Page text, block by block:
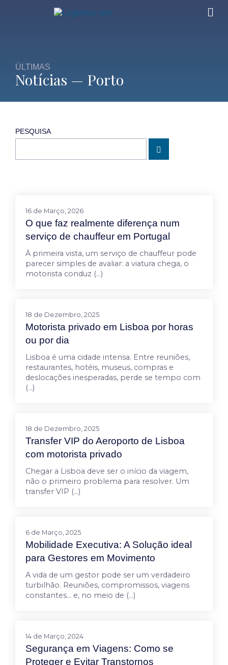
ÚLTIMAS
Notícias — Porto
16 de Março, 2026
O que faz realmente diferença num
serviço de chauffeur em Portugal
À primeira vista, um serviço de chauffeur pode
parecer simples de avaliar: a viatura chega, o
motorista conduz (…)
18 de Dezembro, 2025
Motorista privado em Lisboa por horas
ou por dia
Lisboa é uma cidade intensa. Entre reuniões,
restaurantes, hotéis, museus, compras e
deslocações inesperadas, perde se tempo com
(…)
18 de Dezembro, 2025
Transfer VIP do Aeroporto de Lisboa
com motorista privado
Chegar a Lisboa deve ser o início da viagem,
não o primeiro problema para resolver. Um
transfer VIP (…)
6 de Março, 2025
Mobilidade Executiva: A Solução ideal
para Gestores em Movimento
A vida de um gestor pode ser um verdadeiro
turbilhão. Reuniões, compromissos, viagens
constantes… e, no meio de (…)
14 de Março, 2024
Segurança em Viagens: Como se
Proteger e Evitar Transtornos
PESQUISA